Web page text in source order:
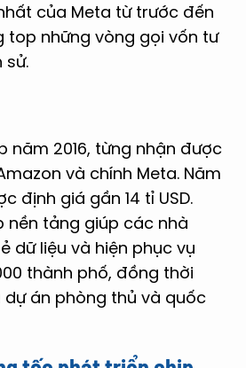
của Meta từ trước đến
top những vòng gọi vốn tư
sử.
năm 2016, từng nhận được
và chính Meta. Năm
định giá gần 14 tỉ USD.
nền tảng giúp các nhà
dữ liệu và hiện phục vụ
thành phố, đồng thời
án phòng thủ và quốc